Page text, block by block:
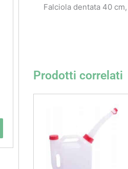
Falciola dentata 40
Prodotti correlati